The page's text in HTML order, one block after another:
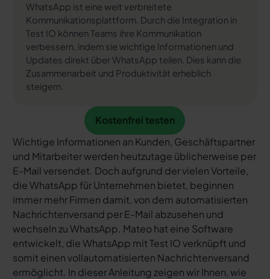
WhatsApp ist eine weit verbreitete
Kommunikationsplattform. Durch die Integration in
Test IO können Teams ihre Kommunikation
verbessern, indem sie wichtige Informationen und
Updates direkt über WhatsApp teilen. Dies kann die
Zusammenarbeit und Produktivität erheblich
steigern.
Kostenfrei testen
Kostenfrei testen
Wichtige Informationen an Kunden, Geschäftspartner
und Mitarbeiter werden heutzutage üblicherweise per
E-Mail versendet. Doch aufgrund der vielen Vorteile,
die WhatsApp für Unternehmen bietet, beginnen
immer mehr Firmen damit, von dem automatisierten
Nachrichtenversand per E-Mail abzusehen und
wechseln zu WhatsApp. Mateo hat eine Software
entwickelt, die WhatsApp mit Test IO verknüpft und
somit einen vollautomatisierten Nachrichtenversand
ermöglicht. In dieser Anleitung zeigen wir Ihnen, wie